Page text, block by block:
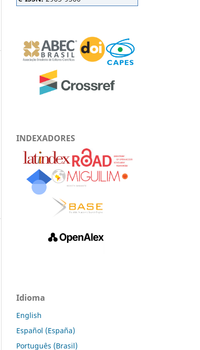
INDEXADORES
Idioma
English
Español (España)
Português (Brasil)